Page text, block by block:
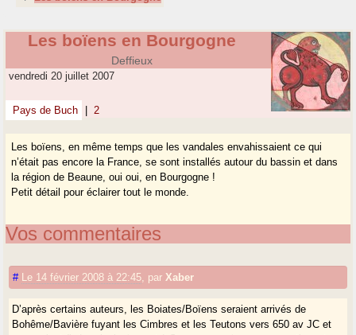
Les boïens en Bourgogne
Deffieux
vendredi 20 juillet 2007
Pays de Buch 2
Les boïens, en même temps que les vandales envahissaient ce qui
n’était pas encore la France, se sont installés autour du bassin et dans
la région de Beaune, oui oui, en Bourgogne !
Petit détail pour éclairer tout le monde.
Vos commentaires
# Le 14 février 2008 à 22:45 parXaber
D’après certains auteurs, les Boiates/Boïens seraient arrivés de
Bohême/Bavière fuyant les Cimbres et les Teutons vers 650 av JC et